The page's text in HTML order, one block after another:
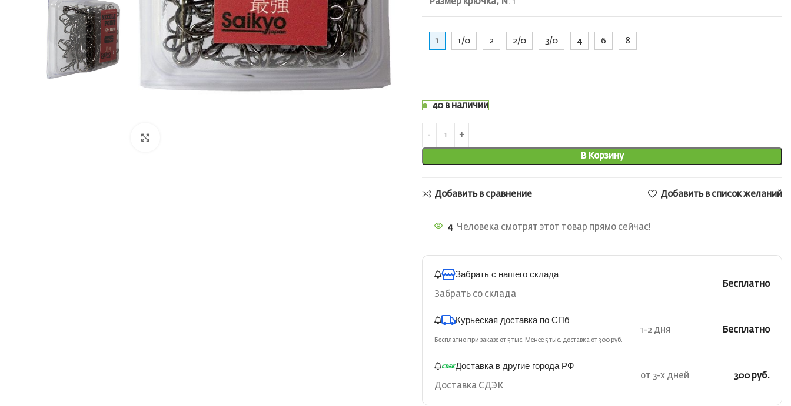
1 1/0 2 2/0 3/0 4 6 8
40 в наличии
В Корзину
Добавить в сравнение Добавить в список желаний
4 Человека смотрят этот товар прямо сейчас!
Забрать с нашего склада
Забрать со склада
Бесплатно
Курьеская доставка по СПб
Бесплатно при заказе от 5 тыс. Менее 5 тыс. доставка от 300 руб.
1-2 дня Бесплатно
Доставка в другие города РФ
Доставка СДЭК
от 3-х дней 300 руб.